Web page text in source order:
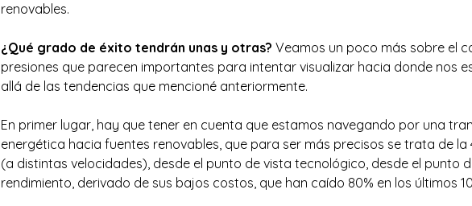
renovables.
¿Qué grado de éxito tendrán unas y otras? Veamos un poco más sobre el
presiones que parecen importantes para intentar visualizar hacia donde nos
allá de las tendencias que mencioné anteriormente.
En primer lugar, hay que tener en cuenta que estamos navegando por una
energética hacia fuentes renovables, que para ser más precisos se trata de la
(a distintas velocidades), desde el punto de vista tecnológico, desde el punto
rendimiento, derivado de sus bajos costos, que han caído 80% en los últimos